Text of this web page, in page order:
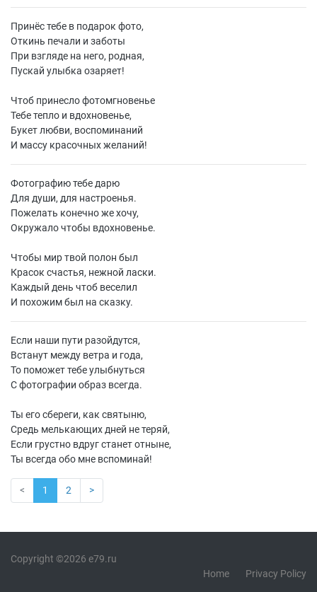
Принёс тебе в подарок фото,
Откинь печали и заботы
При взгляде на него, родная,
Пускай улыбка озаряет!
Чтоб принесло фотомгновенье
Тебе тепло и вдохновенье,
Букет любви, воспоминаний
И массу красочных желаний!
Фотографию тебе дарю
Для души, для настроенья.
Пожелать конечно же хочу,
Окружало чтобы вдохновенье.
Чтобы мир твой полон был
Красок счастья, нежной ласки.
Каждый день чтоб веселил
И похожим был на сказку.
Если наши пути разойдутся,
Встанут между ветра и года,
То поможет тебе улыбнуться
С фотографии образ всегда.
Ты его сбереги, как святыню,
Средь мелькающих дней не теряй,
Если грустно вдруг станет отныне,
Ты всегда обо мне вспоминай!
< 1 2 >
Copyright ©2026 e79.ru
Home
Privacy Policy